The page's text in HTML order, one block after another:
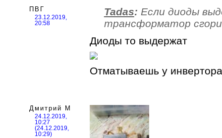
ПВГ
23.12.2019,
20:58
Tadas: Если диоды
трансформатор
Диоды то выдержат
Отматываешь у
Дмитрий М
24.12.2019,
10:27
(24.12.2019,
10:29)